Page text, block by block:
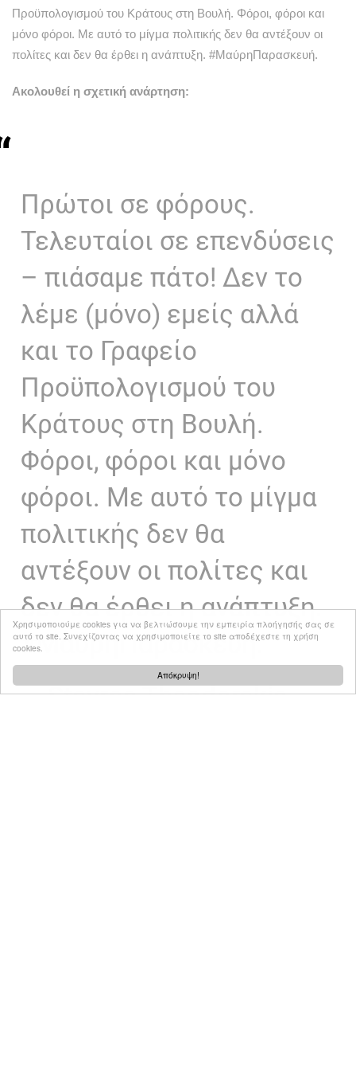
Απόκρυψη!
Χρησιμοποιούμε cookies για να βελτιώσουμε την εμπειρία πλοήγησής σας σε
αυτό το site. Συνεχίζοντας να χρησιμοποιείτε το site αποδέχεστε τη χρήση
cookies.
Προϋπολογισμού του Κράτους στη Βουλή. Φόροι, φόροι και
μόνο φόροι. Με αυτό το μίγμα πολιτικής δεν θα αντέξουν οι
πολίτες και δεν θα έρθει η ανάπτυξη. #ΜαύρηΠαρασκευή.
Ακολουθεί η σχετική ανάρτηση:
Πρώτοι σε φόρους.
Τελευταίοι σε επενδύσεις
– πιάσαμε πάτο! Δεν το
λέμε (μόνο) εμείς αλλά
και το Γραφείο
Προϋπολογισμού του
Κράτους στη Βουλή.
Φόροι, φόροι και μόνο
φόροι. Με αυτό το μίγμα
πολιτικής δεν θα
αντέξουν οι πολίτες και
δεν θα έρθει η ανάπτυξη.
#ΜαύρηΠαρασκευή.
— Stavros Theodorakis